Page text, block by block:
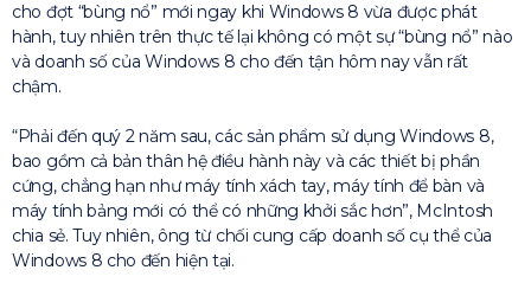
cho đợt “bùng nổ” mới ngay khi Windows 8 vừa được phát
hành, tuy nhiên trên thực tế lại không có một sự “bùng nổ” nào
và doanh số của Windows 8 cho đến tận hôm nay vẫn rất
chậm.
“Phải đến quý 2 năm sau, các sản phẩm sử dụng Windows 8,
bao gồm cả bản thân hệ điều hành này và các thiết bị phần
cứng, chẳng hạn như máy tính xách tay, máy tính để bàn và
máy tính bảng mới có thể có những khởi sắc hơn”, McIntosh
chia sẻ. Tuy nhiên, ông từ chối cung cấp doanh số cụ thể của
Windows 8 cho đến hiện tại.